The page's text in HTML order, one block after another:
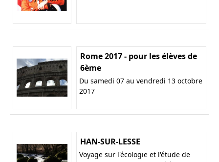
Rome 2017 - pour les élèves de
6ème
Du samedi 07 au vendredi 13 octobre
2017
HAN-SUR-LESSE
Voyage sur l'écologie et l'étude de